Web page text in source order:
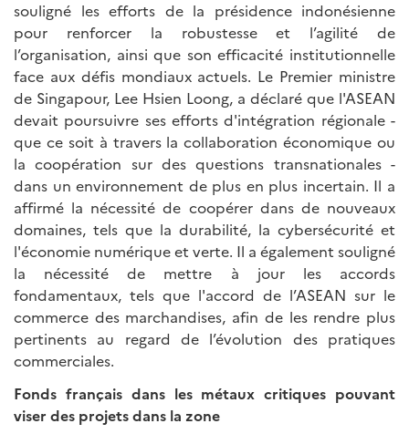
souligné les efforts de la présidence indonésienne
pour renforcer la robustesse et l’agilité de
l’organisation, ainsi que son efficacité institutionnelle
face aux défis mondiaux actuels. Le Premier ministre
de Singapour, Lee Hsien Loong, a déclaré que l'ASEAN
devait poursuivre ses efforts d'intégration régionale -
que ce soit à travers la collaboration économique ou
la coopération sur des questions transnationales -
dans un environnement de plus en plus incertain. Il a
affirmé la nécessité de coopérer dans de nouveaux
domaines, tels que la durabilité, la cybersécurité et
l'économie numérique et verte. Il a également souligné
la nécessité de mettre à jour les accords
fondamentaux, tels que l'accord de l’ASEAN sur le
commerce des marchandises, afin de les rendre plus
pertinents au regard de l’évolution des pratiques
commerciales.
Fonds français dans les métaux critiques pouvant
viser des projets dans la zone